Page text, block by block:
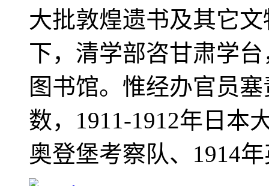
大批敦煌遗书及其它
下，清学部咨甘肃学
图书馆。惟经办官员
数，1911-1912年日本
奥登堡考察队、1914